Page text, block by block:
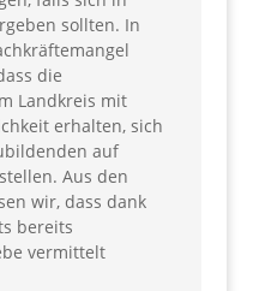
sollten. In
die
Landkreis mit
erhalten, sich
auf
Aus den
wir, dass dank
bereits
vermittelt